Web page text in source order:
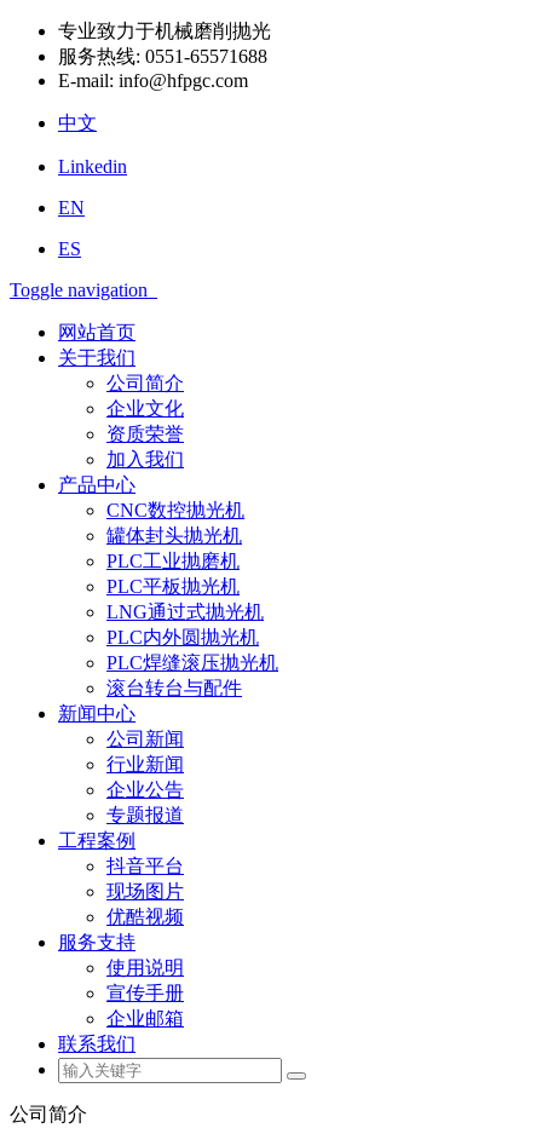
专业致力于机械磨削抛光
服务热线: 0551-65571688
E-mail: info@hfpgc.com
中文
Linkedin
EN
ES
Toggle navigation
网站首页
关于我们
公司简介
企业文化
资质荣誉
加入我们
产品中心
CNC数控抛光机
罐体封头抛光机
PLC工业抛磨机
PLC平板抛光机
LNG通过式抛光机
PLC内外圆抛光机
PLC焊缝滚压抛光机
滚台转台与配件
新闻中心
公司新闻
行业新闻
企业公告
专题报道
工程案例
抖音平台
现场图片
优酷视频
服务支持
使用说明
宣传手册
企业邮箱
联系我们
公司简介